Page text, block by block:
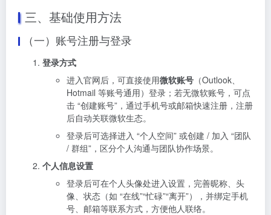
三、基础使用方法
（一）账号注册与登录
登录方式
进入官网后，可直接使用微软账号 （Outlook、
Hotmail 等账号通用）登录；若无微软账号，可点
击 “创建账号”，通过手机号或邮箱快速注册，注册
后自动关联微软生态。
登录后可选择进入 “个人空间” 或创建 / 加入 “团队
/ 群组”，区分个人沟通与团队协作场景。
个人信息设置
登录后可在个人头像处进入设置，完善昵称、头
像、状态（如 “在线”“忙碌”“离开”），并绑定手机
号、邮箱等联系方式，方便他人联络。